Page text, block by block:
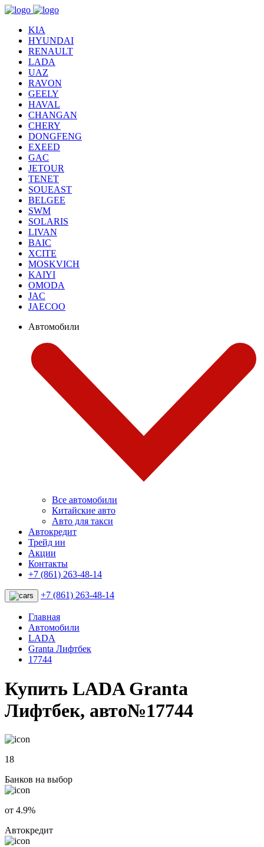
KIA
HYUNDAI
RENAULT
LADA
UAZ
RAVON
GEELY
HAVAL
CHANGAN
CHERY
DONGFENG
EXEED
GAC
JETOUR
TENET
SOUEAST
BELGEE
SWM
SOLARIS
LIVAN
BAIC
XCITE
MOSKVICH
KAIYI
OMODA
JAC
JAECOO
Автомобили
Все автомобили
Китайские авто
Авто для такси
Автокредит
Трейд ин
Акции
Контакты
+7 (861) 263-48-14
+7 (861) 263-48-14
Главная
Автомобили
LADA
Granta Лифтбек
17744
Купить LADA Granta
Лифтбек, авто№17744
18
Банков на выбор
от 4.9%
Автокредит